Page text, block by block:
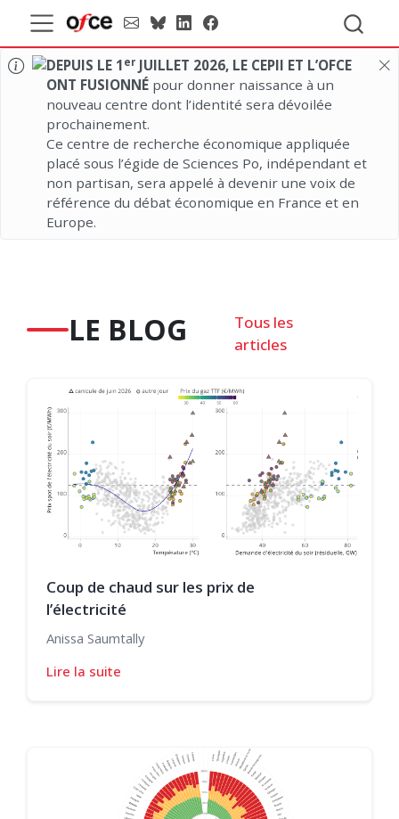
DEPUIS LE 1 erJUILLET 2026, LE CEPII ET L’OFCE
ONT FUSIONNÉpour donner naissance à un
nouveau centre dont l’identité sera dévoilée
prochainement.
Ce centre de recherche économique appliquée
placé sous l’égide de Sciences Po, indépendant et
non partisan, sera appelé à devenir une voix de
référence du débat économique en France et en
Europe.
LE BLOG
Tous les
articles
Coup de chaud sur les prix de
l’électricité
Anissa Saumtally
Lire la suite